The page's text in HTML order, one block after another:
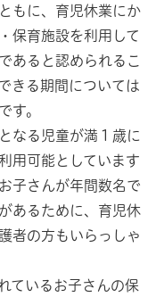
もに、育児休業にか
保育施設を利用して
あると認められるこ
きる期間については
す。
なる児童が満１歳に
用可能としています
子さんが年間数名で
あるために、育児休
者の方もいらっしゃ
ているお子さんの保